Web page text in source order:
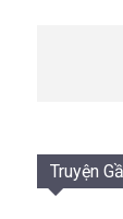
Truyện